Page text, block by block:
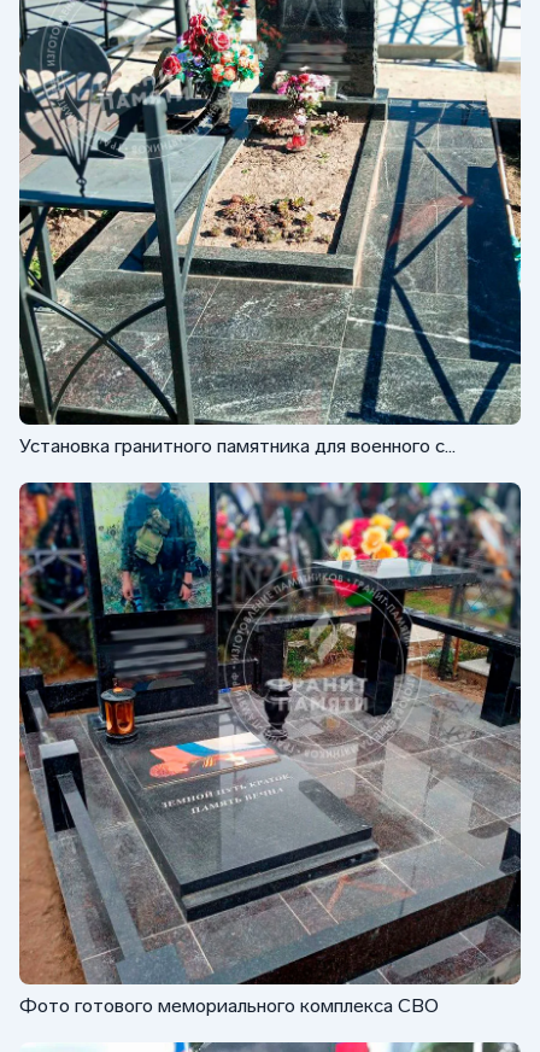
Установка гранитного памятника для военного с
Фото готового мемориального комплекса СВО